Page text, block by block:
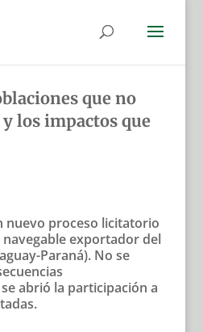
que no
y los impactos que
nuevo proceso licitatorio
exportador del
Paraná). No se
abrió la participación a